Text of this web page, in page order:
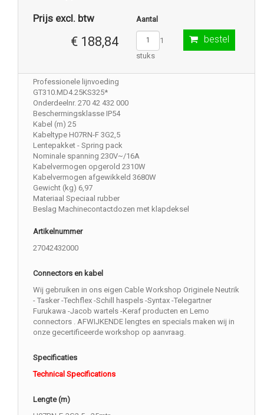
Prijs excl. btw
€ 188,84
Aantal
1
stuks
bestel
Professionele lijnvoeding
GT310.MD4.25KS325*
Onderdeelnr. 270 42 432 000
Beschermingsklasse IP54
Kabel (m) 25
Kabeltype H07RN-F 3G2,5
Lentepakket - Spring pack
Nominale spanning 230V~/16A
Kabelvermogen opgerold 2310W
Kabelvermogen afgewikkeld 3680W
Gewicht (kg) 6,97
Materiaal Speciaal rubber
Beslag Machinecontactdozen met klapdeksel
Artikelnummer
27042432000
Connectors en kabel
Wij gebruiken in ons eigen Cable Workshop Originele Neutrik
- Tasker -Techflex -Schill haspels -Syntax -Telegartner
Furukawa -Jacob wartels -Keraf producten en Lemo
connectors . AFWIJKENDE lengtes en specials maken wij in
onze gecertificeerde workshop op aanvraag.
Specificaties
Technical Specifications
Lengte (m)